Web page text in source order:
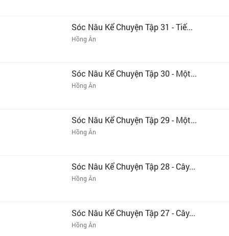
Sóc Nâu Kể Chuyện Tập 31 - Tiế...
Hồng Ân
Sóc Nâu Kể Chuyện Tập 30 - Một...
Hồng Ân
Sóc Nâu Kể Chuyện Tập 29 - Một...
Hồng Ân
Sóc Nâu Kể Chuyện Tập 28 - Cây...
Hồng Ân
Sóc Nâu Kể Chuyện Tập 27 - Cây...
Hồng Ân